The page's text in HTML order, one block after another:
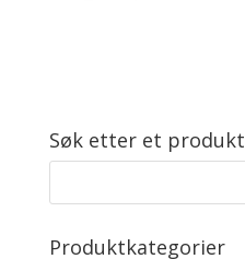
Søk etter et produkt
Produktkategorier